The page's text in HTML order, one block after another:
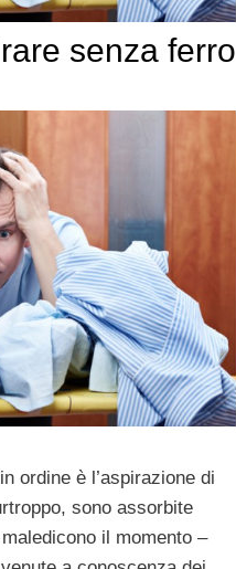
senza ferro
ordine è l’aspirazione di
sono assorbite
il momento –